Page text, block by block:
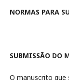
NORMAS PARA
SUBMISSÃO DO
O manuscrito que